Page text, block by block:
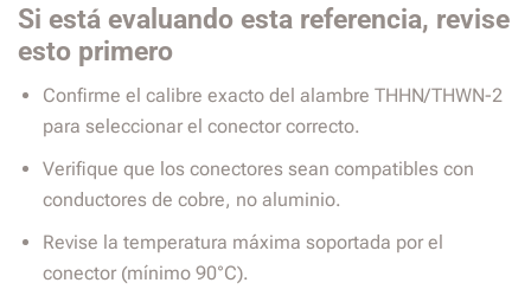
Si está evaluando esta referencia, revise
esto primero
Confirme el calibre exacto del alambre THHN/THWN-2
para seleccionar el conector correcto.
Verifique que los conectores sean compatibles con
conductores de cobre, no aluminio.
Revise la temperatura máxima soportada por el
conector (mínimo 90°C).